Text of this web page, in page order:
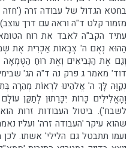
בחטא הגדול של עבודה זרה ('חזה
מזמור קלט ד"ה וראה עם דרך
עתיד הקב"ה לאבד את רוח
הַהוּא נְאֻם ה' צְבָאוֹת אַכְרִית אֶת
וְגַם אֶת הַנְּבִיאִים וְאֶת רוּחַ הַטֻּמְאָה
דוד' מאמר ג פרק נה ד"ה הג'
נְקַוֶּה לָּךְ ה' אֱלֹהֵינוּ לִרְאוֹת מְהֵרָה
וְהָאֱלִילִים כָּרוֹת יִכָּרֵתוּן לְתַקֵּן
לשבח'). ביטול העבודות זרות
שהוא עיקר 'העבודה זרה' ועליו
ועמו תתבטל גם הלילי' אשתו.